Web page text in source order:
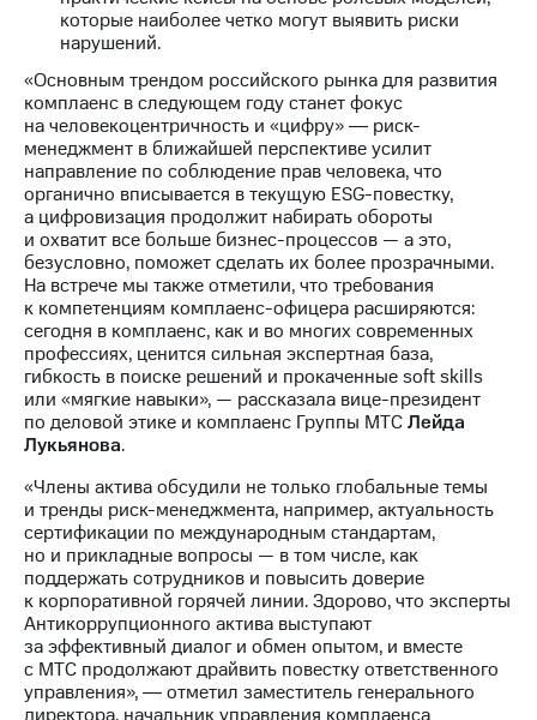
приобретения
Порядок
выкупа
акций
Дивиденды
Рынок
облигаций
Описание
Еврооблигации-2023
Уведомление
о
погашении
именных
облигаций
Другое
Регистратор
Реквизиты
Контакты
деловая этика
На главную
которые наиболее четко могут выявить риски
нарушений.
«Основным трендом российского рынка для развития
комплаенс в следующем году станет фокус
на человекоцентричность и «цифру» ― риск-
менеджмент в ближайшей перспективе усилит
направление по соблюдение прав человека, что
органично вписывается в текущую ESG-повестку,
а цифровизация продолжит набирать обороты
и охватит все больше бизнес-процессов — а это,
безусловно, поможет сделать их более прозрачными.
На встрече мы также отметили, что требования
к компетенциям комплаенс-офицера расширяются:
сегодня в комплаенс, как и во многих современных
профессиях, ценится сильная экспертная база,
гибкость в поиске решений и прокаченные soft skills
или «мягкие навыки», — рассказала вице-президент
по деловой этике и комплаенс Группы МТСЛейда
Лукьянова.
«Члены актива обсудили не только глобальные темы
и тренды риск-менеджмента, например, актуальность
сертификации по международным стандартам,
но и прикладные вопросы — в том числе, как
поддержать сотрудников и повысить доверие
к корпоративной горячей линии. Здорово, что эксперты
Антикоррупционного актива выступают
за эффективный диалог и обмен опытом, и вместе
с МТС продолжают драйвить повестку ответственного
управления», ― отметил заместитель генерального